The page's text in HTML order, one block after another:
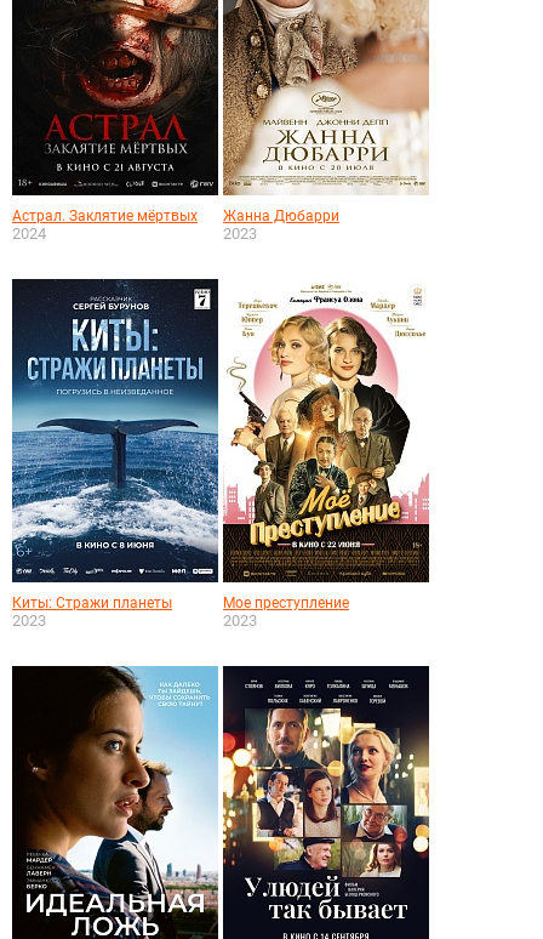
Астрал. Заклятие мёртвых
2024
Жанна Дюбарри
2023
Киты: Стражи планеты
2023
Мое преступление
2023